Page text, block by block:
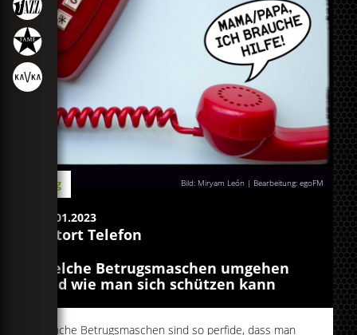
Bild: Miryam León | Bearbeitung: egoFM
Blog
24.01.2023
Tatort Telefon
Welche Betrugsmaschen umgehen
und wie man sich schützen kann
Manche Betrugsmaschen sind so perfide, dass man